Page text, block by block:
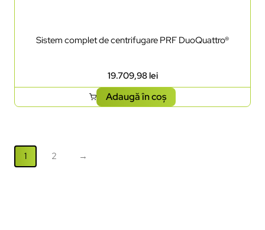
Sistem complet de centrifugare PRF DuoQuattro®
19.709,98lei
Adaugă în coș
1 2 →